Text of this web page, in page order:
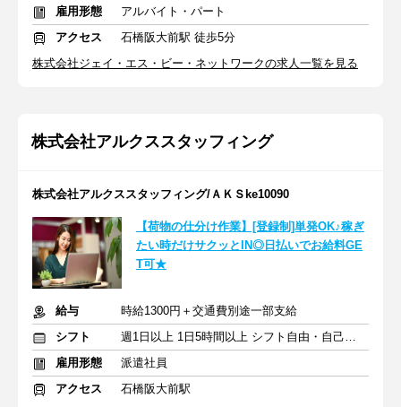
雇用形態
アルバイト・パート
アクセス
石橋阪大前駅 徒歩5分
株式会社ジェイ・エス・ビー・ネットワークの求人一覧を見る
株式会社アルクススタッフィング
株式会社アルクススタッフィング/ＡＫＳke10090
【荷物の仕分け作業】[登録制]単発OK♪稼ぎ
たい時だけサクッとIN◎日払いでお給料GE
T可★
給与
時給1300円＋交通費別途一部支給
シフト
週1日以上 1日5時間以上 シフト自由・自己申告
雇用形態
派遣社員
アクセス
石橋阪大前駅